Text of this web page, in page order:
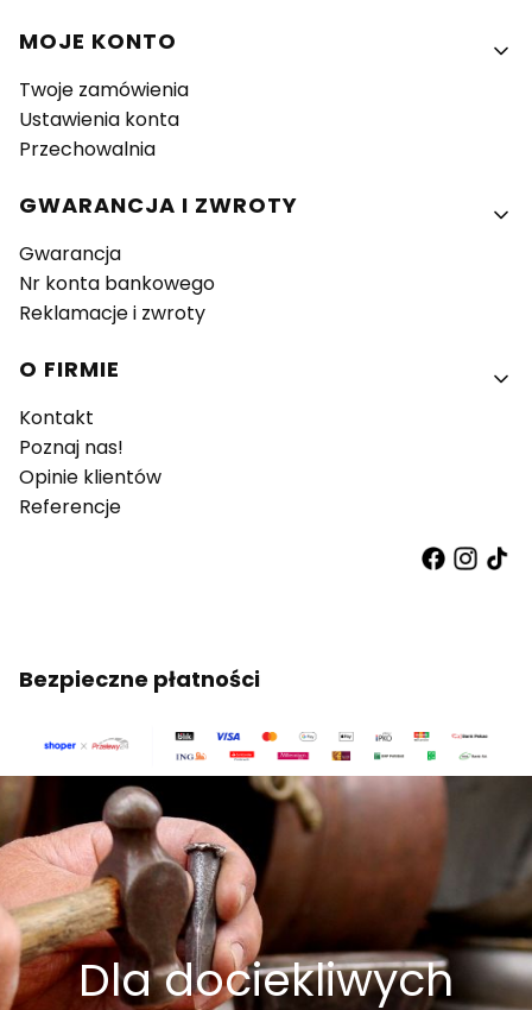
MOJE KONTO
Twoje zamówienia
Ustawienia konta
Przechowalnia
GWARANCJA I ZWROTY
Gwarancja
Nr konta bankowego
Reklamacje i zwroty
O FIRMIE
Kontakt
Poznaj nas!
Opinie klientów
Referencje
Bezpieczne płatności
Dla dociekliwych